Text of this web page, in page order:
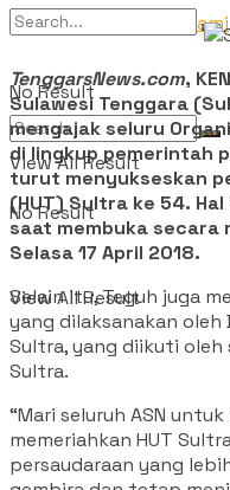
Tentang Kami
No Result
View All Result
No Result
View All Result
TenggarsNews.com,
Sulawesi Tenggara
mengajak seluru
di lingkup pemerintah
turut menyukseskan
(HUT) Sultra ke 54.
saat membuka secara
Selasa 17 April 2018.
Selain itu, Teguh juga
yang dilaksanakan oleh
Sultra, yang diikuti oleh
Sultra.
“Mari seluruh ASN
memeriahkan HUT
persaudaraan yang